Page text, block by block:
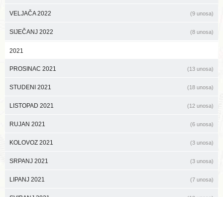
VELJAČA 2022 (9 unosa)
SIJEČANJ 2022 (8 unosa)
2021
PROSINAC 2021 (13 unosa)
STUDENI 2021 (18 unosa)
LISTOPAD 2021 (12 unosa)
RUJAN 2021 (6 unosa)
KOLOVOZ 2021 (3 unosa)
SRPANJ 2021 (3 unosa)
LIPANJ 2021 (7 unosa)